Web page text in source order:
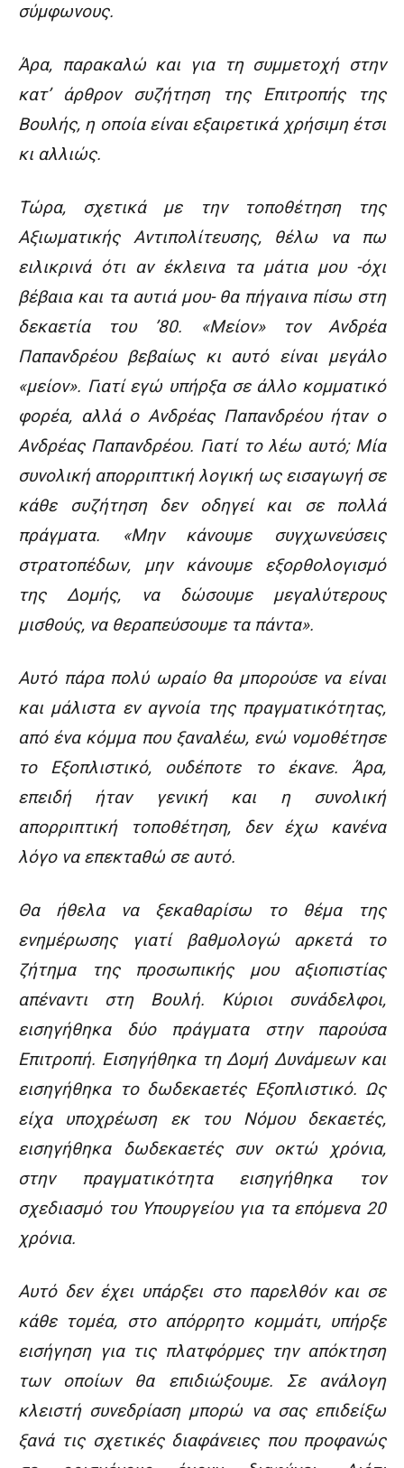
σύμφωνους.
Άρα, παρακαλώ και για τη συμμετοχή στην
κατ’ άρθρον συζήτηση της Επιτροπής της
Βουλής, η οποία είναι εξαιρετικά χρήσιμη έτσι
κι αλλιώς.
Τώρα, σχετικά με την τοποθέτηση της
Αξιωματικής Αντιπολίτευσης, θέλω να πω
ειλικρινά ότι αν έκλεινα τα μάτια μου -όχι
βέβαια και τα αυτιά μου- θα πήγαινα πίσω στη
δεκαετία του ’80. «Μείον» τον Ανδρέα
Παπανδρέου βεβαίως κι αυτό είναι μεγάλο
«μείον». Γιατί εγώ υπήρξα σε άλλο κομματικό
φορέα, αλλά ο Ανδρέας Παπανδρέου ήταν ο
Ανδρέας Παπανδρέου. Γιατί το λέω αυτό; Μία
συνολική απορριπτική λογική ως εισαγωγή σε
κάθε συζήτηση δεν οδηγεί και σε πολλά
πράγματα. «Μην κάνουμε συγχωνεύσεις
στρατοπέδων, μην κάνουμε εξορθολογισμό
της Δομής, να δώσουμε μεγαλύτερους
μισθούς, να θεραπεύσουμε τα πάντα».
Αυτό πάρα πολύ ωραίο θα μπορούσε να είναι
και μάλιστα εν αγνοία της πραγματικότητας,
από ένα κόμμα που ξαναλέω, ενώ νομοθέτησε
το Εξοπλιστικό, ουδέποτε το έκανε. Άρα,
επειδή ήταν γενική και η συνολική
απορριπτική τοποθέτηση, δεν έχω κανένα
λόγο να επεκταθώ σε αυτό.
Θα ήθελα να ξεκαθαρίσω το θέμα της
ενημέρωσης γιατί βαθμολογώ αρκετά το
ζήτημα της προσωπικής μου αξιοπιστίας
απέναντι στη Βουλή. Κύριοι συνάδελφοι,
εισηγήθηκα δύο πράγματα στην παρούσα
Επιτροπή. Εισηγήθηκα τη Δομή Δυνάμεων και
εισηγήθηκα το δωδεκαετές Εξοπλιστικό. Ως
είχα υποχρέωση εκ του Νόμου δεκαετές,
εισηγήθηκα δωδεκαετές συν οκτώ χρόνια,
στην πραγματικότητα εισηγήθηκα τον
σχεδιασμό του Υπουργείου για τα επόμενα 20
χρόνια.
Αυτό δεν έχει υπάρξει στο παρελθόν και σε
κάθε τομέα, στο απόρρητο κομμάτι, υπήρξε
εισήγηση για τις πλατφόρμες την απόκτηση
των οποίων θα επιδιώξουμε. Σε ανάλογη
κλειστή συνεδρίαση μπορώ να σας επιδείξω
ξανά τις σχετικές διαφάνειες που προφανώς